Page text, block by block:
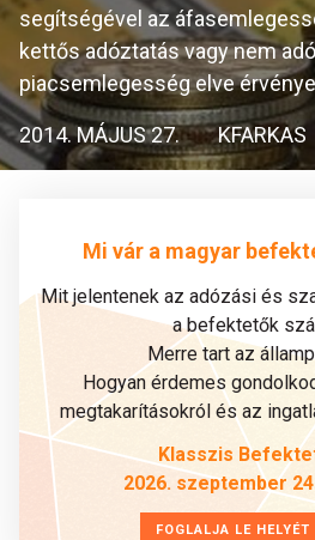
segítségével az
kettős adóztatás vagy nem
piacsemlegesség elve
2014. MÁJUS 27. KFARKAS
Mi vár a magyar
Mit jelentenek az adózási és
a befektetők
Merre tart az
Hogyan érdemes
megtakarításokról és az
Klasszis
2026. szeptember
FOGLALJA LE